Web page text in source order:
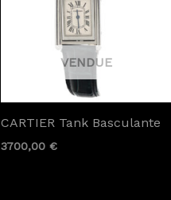
CARTIER Tank Basculante
3700,00 €